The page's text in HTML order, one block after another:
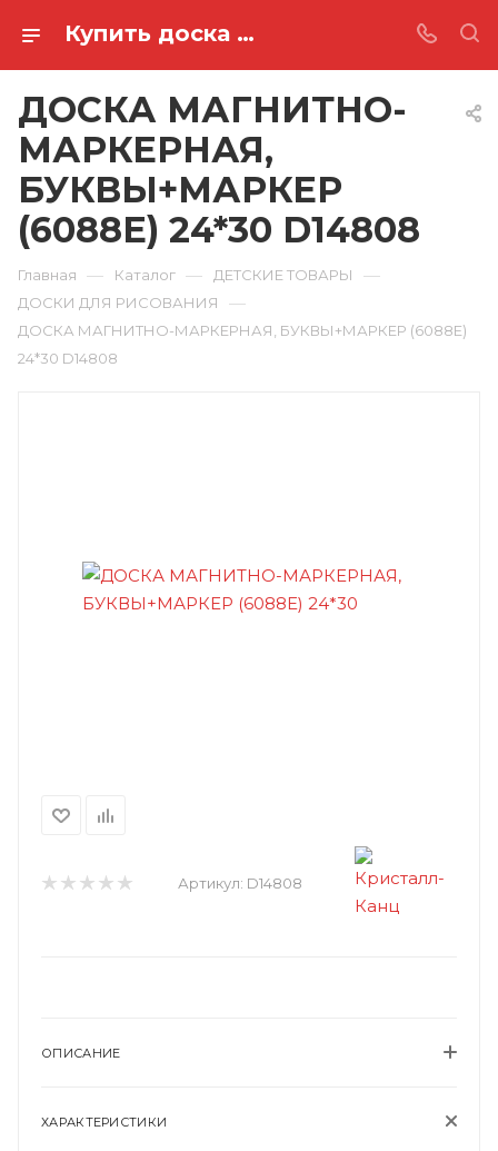
Купить доска магнитно-маркерная, буквы+маркер (6088е) 24*30 D14808 в Ростове-на-Дону
ДОСКА МАГНИТНО-
МАРКЕРНАЯ,
БУКВЫ+МАРКЕР
(6088Е) 24*30 D14808
Главная — Каталог — ДЕТСКИЕ ТОВАРЫ —
ДОСКИ ДЛЯ РИСОВАНИЯ —
ДОСКА МАГНИТНО-МАРКЕРНАЯ, БУКВЫ+МАРКЕР (6088Е)
24*30 D14808
Артикул: D14808
ОПИСАНИЕ
ХАРАКТЕРИСТИКИ